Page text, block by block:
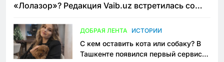
«Лолазор»? Редакция Vaib.uz встретилась со
ДОБРАЯ ЛЕНТА ИСТОРИИ
С кем оставить кота или собаку? В
Ташкенте появился первый сервис